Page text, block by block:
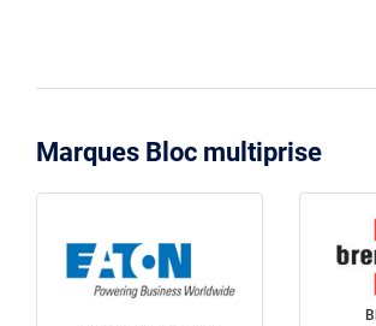
Marques Bloc multiprise